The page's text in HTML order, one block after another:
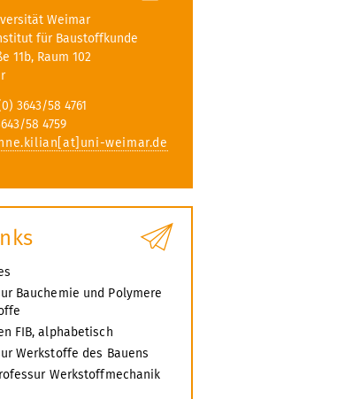
Weimar
für Baustoffkunde
11b, Raum 102
3643/58 4761
58 4759
weimar.de
Bauchemie und Polymere
FIB, alphabetisch
Werkstoffe des Bauens
Werkstoffmechanik